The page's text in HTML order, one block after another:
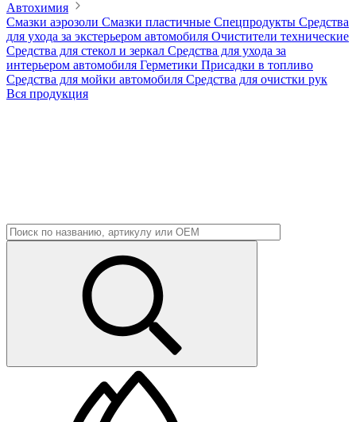
Автохимия
Смазки аэрозоли Смазки пластичные Спецпродукты Средства
для ухода за экстерьером автомобиля Очистители технические
Средства для стекол и зеркал Средства для ухода за
интерьером автомобиля Герметики Присадки в топливо
Средства для мойки автомобиля Средства для очистки рук
Вся продукция